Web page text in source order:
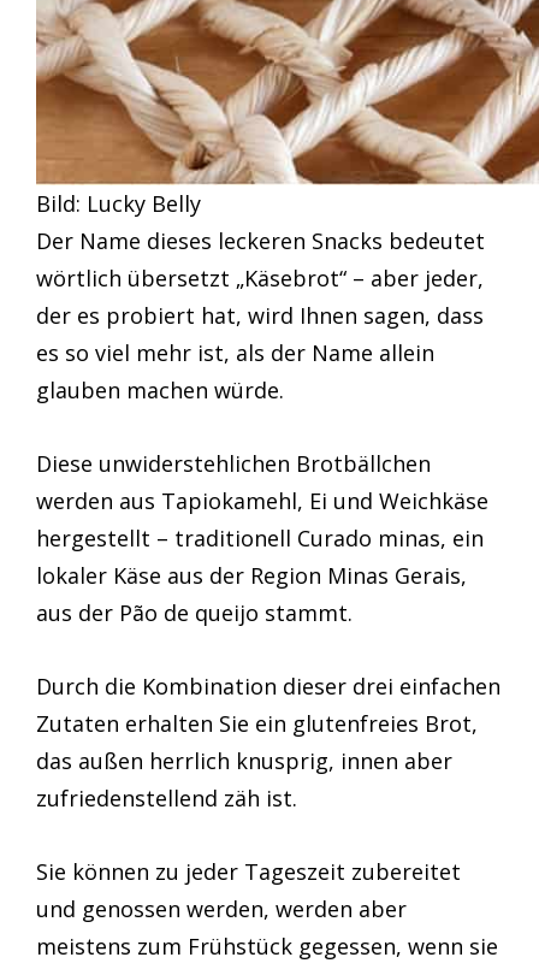
Bild: Lucky Belly
Der Name dieses leckeren Snacks bedeutet
wörtlich übersetzt „Käsebrot“ – aber jeder,
der es probiert hat, wird Ihnen sagen, dass
es so viel mehr ist, als der Name allein
glauben machen würde.
Diese unwiderstehlichen Brotbällchen
werden aus Tapiokamehl, Ei und Weichkäse
hergestellt – traditionell Curado minas, ein
lokaler Käse aus der Region Minas Gerais,
aus der Pão de queijo stammt.
Durch die Kombination dieser drei einfachen
Zutaten erhalten Sie ein glutenfreies Brot,
das außen herrlich knusprig, innen aber
zufriedenstellend zäh ist.
Sie können zu jeder Tageszeit zubereitet
und genossen werden, werden aber
meistens zum Frühstück gegessen, wenn sie